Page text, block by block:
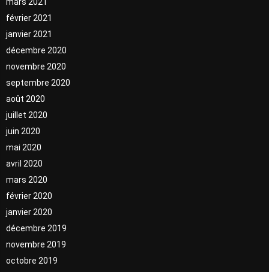
février 2021
janvier 2021
décembre 2020
novembre 2020
septembre 2020
août 2020
juillet 2020
juin 2020
mai 2020
avril 2020
mars 2020
février 2020
janvier 2020
décembre 2019
novembre 2019
octobre 2019